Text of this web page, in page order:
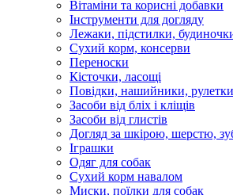
Вітаміни та корисні добавки
Інструменти для догляду
Лежаки, підстилки,
Сухий корм, консерви
Переноски
Кісточки, ласощі
Повідки, нашийники, рулетки
Засоби від бліх і кліщів
Засоби від глистів
Догляд за шкірою, шерстю,
Іграшки
Одяг для собак
Сухий корм навалом
Миски, поїлки для собак